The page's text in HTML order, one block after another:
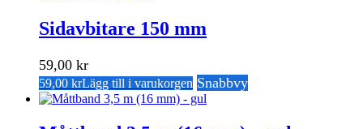
Sidavbitare 150 mm
59,00 kr
59,00 krLägg till i varukorgen Snabbvy